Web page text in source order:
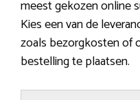
meest gekozen online
Kies een van de
zoals bezorgkosten of
bestelling te plaatsen.